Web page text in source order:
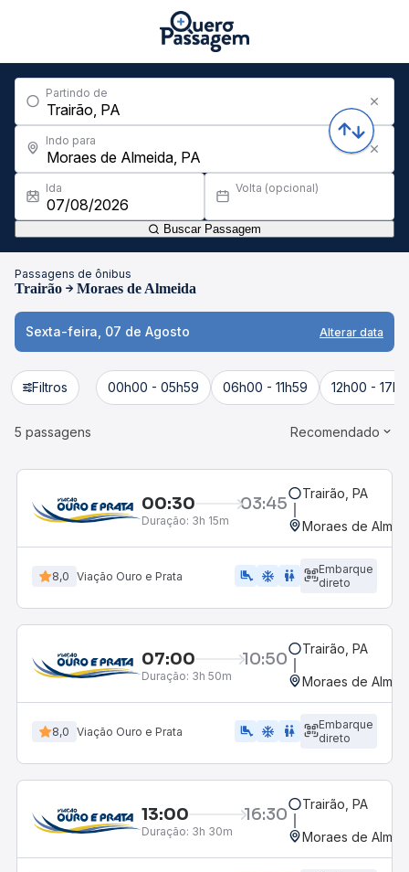
Partindo de
Indo para
Ida Volta (opcional)
Buscar Passagem
Passagens de ônibus
Trairão Moraes de Almeida
Sexta-feira, 07 de Agosto Alterar data
Filtros 00h00 - 05h59 06h00 - 11h59 12h00 -
5 passagens Recomendado
00:30 03:45
Duração: 3h 15m
Trairão, PA
Moraes de
8,0 Viação Ouro e Prata airline_seat_legroom_extra ac_unit WC
Embarque
direto
07:00 10:50
Duração: 3h 50m
Trairão, PA
Moraes de
8,0 Viação Ouro e Prata airline_seat_legroom_extra ac_unit WC
Embarque
direto
13:00 16:30
Duração: 3h 30m
Trairão, PA
Moraes de